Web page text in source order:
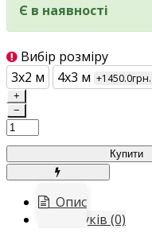
Є в наявності
Вибір розміру
3х2 м
4х3 м +1450.0грн.
+
−
Купити
Опис
Відгуків (0)